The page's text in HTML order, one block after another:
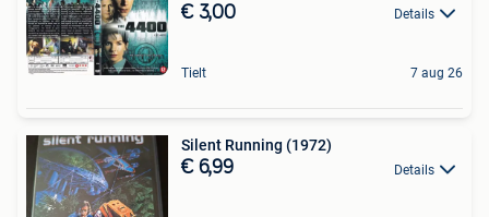
€ 3,00 Details
Tielt 7 aug 26
Silent Running (1972)
€ 6,99 Details